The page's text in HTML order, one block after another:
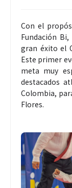
Con el
Fundación
gran éxito el
Este primer
meta muy
destacados
Colombia,
Flores.